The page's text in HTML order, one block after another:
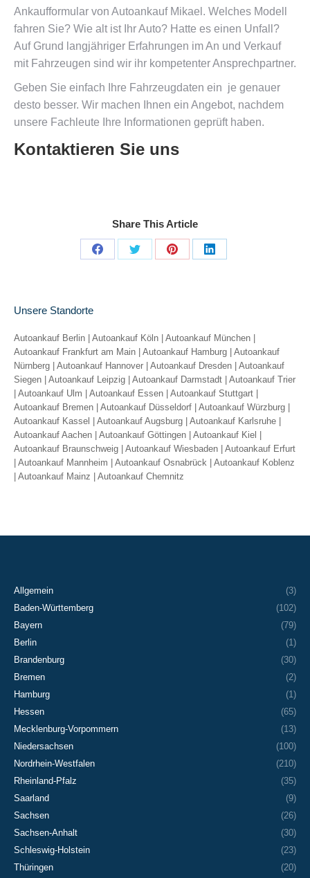
Ankaufformular von Autoankauf Mikael. Welches Modell
fahren Sie? Wie alt ist Ihr Auto? Hatte es einen Unfall?
Auf Grund langjähriger Erfahrungen im An und Verkauf
mit Fahrzeugen sind wir ihr kompetenter Ansprechpartner.
Geben Sie einfach Ihre Fahrzeugdaten ein  je genauer
desto besser. Wir machen Ihnen ein Angebot, nachdem
unsere Fachleute Ihre Informationen geprüft haben.
Kontaktieren Sie uns
Share This Article
Share
Share
Share
Share
Unsere Standorte
Autoankauf Berlin Autoankauf Köln Autoankauf München
Autoankauf Frankfurt am Main
Autoankauf Hamburg
Autoankauf
Nürnberg
Autoankauf Hannover Autoankauf Dresden
Autoankauf
Siegen
Autoankauf Leipzig Autoankauf Darmstadt
Autoankauf Trier
Autoankauf Ulm Autoankauf Essen Autoankauf Stuttgart
Autoankauf Bremen
Autoankauf Düsseldorf Autoankauf Würzburg
Autoankauf Kassel
Autoankauf Augsburg Autoankauf Karlsruhe
Autoankauf Aachen
Autoankauf Göttingen Autoankauf Kiel
Autoankauf Braunschweig
Autoankauf Wiesbaden
Autoankauf Erfurt
Autoankauf Mannheim Autoankauf Osnabrück
Autoankauf Koblenz
Autoankauf Mainz Autoankauf Chemnitz
Allgemein
(3)
Baden-Württemberg
(102)
Bayern
(79)
Berlin
(1)
Brandenburg
(30)
Bremen
(2)
Hamburg
(1)
Hessen
(65)
Mecklenburg-Vorpommern
(13)
Niedersachsen
(100)
Nordrhein-Westfalen
(210)
Rheinland-Pfalz
(35)
Saarland
(9)
Sachsen
(26)
Sachsen-Anhalt
(30)
Schleswig-Holstein
(23)
Thüringen
(20)